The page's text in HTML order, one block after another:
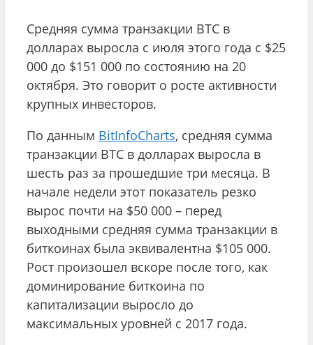
Средняя сумма транзакции BTC в
долларах выросла с июля этого года с $25
000 до $151 000 по состоянию на 20
октября. Это говорит о росте активности
крупных инвесторов.
По данным BitInfoCharts, средняя сумма
транзакции BTC в долларах выросла в
шесть раз за прошедшие три месяца. В
начале недели этот показатель резко
вырос почти на $50 000 – перед
выходными средняя сумма транзакции в
биткоинах была эквивалентна $105 000.
Рост произошел вскоре после того, как
доминирование биткоина по
капитализации выросло до
максимальных уровней с 2017 года.